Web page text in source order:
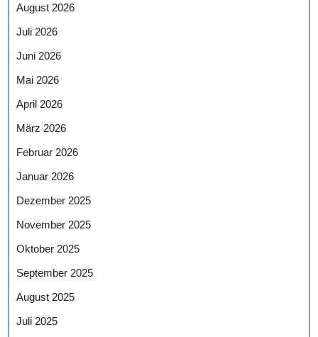
August 2026
Juli 2026
Juni 2026
Mai 2026
April 2026
März 2026
Februar 2026
Januar 2026
Dezember 2025
November 2025
Oktober 2025
September 2025
August 2025
Juli 2025